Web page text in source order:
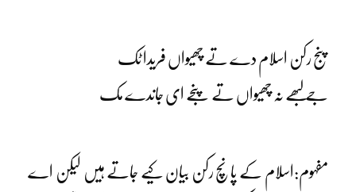
پنج رکن اسلام دے تے چھیواں فریدا ٹک
جے لبھے نہ چھیواں تے پنجے ای جاندے مک
مفہوم:اسلام کے پانچ رکن بیان کیے جاتے ہیں لیکن اے